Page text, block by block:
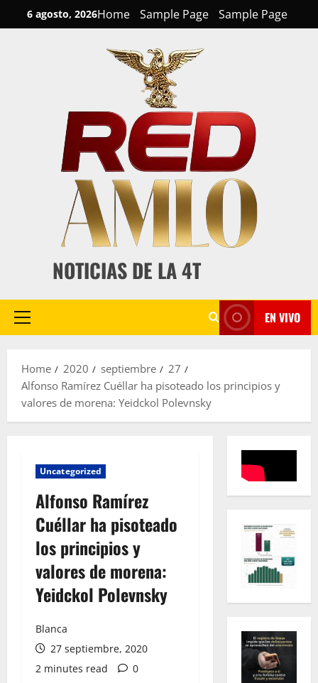
to
6 agosto, 2026Home Sample Page Sample Page
NOTICIAS DE LA 4T
Primary
EN VIVO
Home 2020 septiembre
27
Alfonso Ramírez Cuéllar ha pisoteado los principios y
valores de morena: Yeidckol Polevnsky
Uncategorized
Alfonso Ramírez
Cuéllar ha pisoteado
los principios y
valores de morena:
Yeidckol Polevnsky
Blanca
27 septiembre, 2020
2 minutes read
0